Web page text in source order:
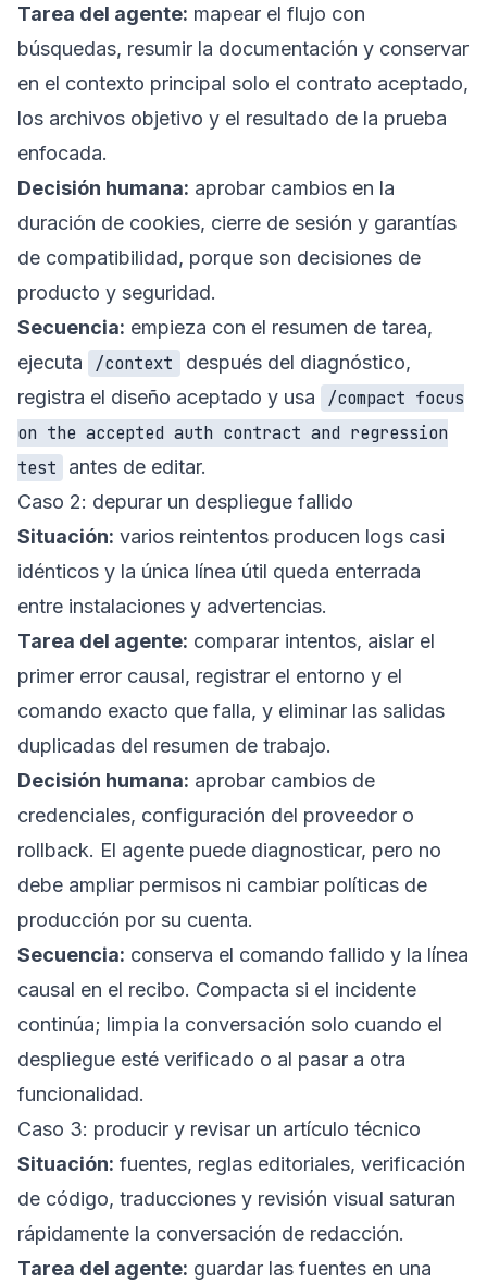
Tarea del agente: mapear el flujo con
búsquedas, resumir la documentación y conservar
en el contexto principal solo el contrato aceptado,
los archivos objetivo y el resultado de la prueba
enfocada.
Decisión humana: aprobar cambios en la
duración de cookies, cierre de sesión y garantías
de compatibilidad, porque son decisiones de
producto y seguridad.
Secuencia: empieza con el resumen de tarea,
ejecuta
/context
después del diagnóstico,
registra el diseño aceptado y usa
/compact focus
on the accepted auth contract and regression
test
antes de editar.
Caso 2: depurar un despliegue fallido
Situación: varios reintentos producen logs casi
idénticos y la única línea útil queda enterrada
entre instalaciones y advertencias.
Tarea del agente: comparar intentos, aislar el
primer error causal, registrar el entorno y el
comando exacto que falla, y eliminar las salidas
duplicadas del resumen de trabajo.
Decisión humana: aprobar cambios de
credenciales, configuración del proveedor o
rollback. El agente puede diagnosticar, pero no
debe ampliar permisos ni cambiar políticas de
producción por su cuenta.
Secuencia: conserva el comando fallido y la línea
causal en el recibo. Compacta si el incidente
continúa; limpia la conversación solo cuando el
despliegue esté verificado o al pasar a otra
funcionalidad.
Caso 3: producir y revisar un artículo técnico
Situación: fuentes, reglas editoriales, verificación
de código, traducciones y revisión visual saturan
rápidamente la conversación de redacción.
Tarea del agente: guardar las fuentes en una